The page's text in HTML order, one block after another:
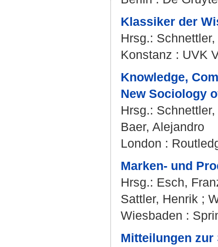
Klassiker der
Hrsg.:
Konstanz : UVK
Knowledge,
New Sociology
Hrsg.:
Baer, Alejandro
London :
Marken- und
Hrsg.: Esch,
Sattler, Henrik ;
Wiesbaden :
Mitteilungen